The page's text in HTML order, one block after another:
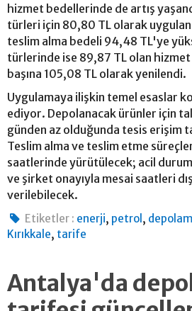
hizmet bedellerinde de artış
türleri için 80,80 TL olarak
teslim alma bedeli 94,48 TL'ye
türlerinde ise 89,87 TL olan
başına 105,08 TL olarak yenilendi.
Uygulamaya ilişkin temel esaslar
ediyor. Depolanacak ürünler için
günden az olduğunda tesis erişim
Teslim alma ve teslim etme
saatlerinde yürütülecek; acil
ve şirket onayıyla mesai saatleri
verilebilecek.
Etiketler : enerji, petrol ,
Kırıkkale, tarife
Antalya'da